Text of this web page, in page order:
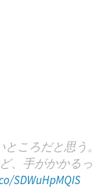
ころだと思う。
、手がかかるっ
SDWuHpMQIS